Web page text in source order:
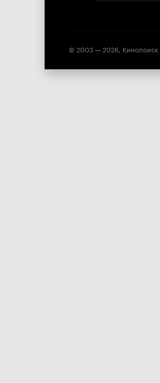
© 2003 — 2026, Кинопоиск